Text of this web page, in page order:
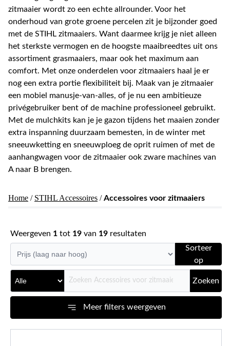
zitmaaier wordt zo een echte allrounder. Voor het
onderhoud van grote groene percelen zit je bijzonder goed
met de STIHL zitmaaiers. Want daarmee krijg je niet alleen
het sterkste vermogen en de hoogste maaibreedtes uit ons
assortiment grasmaaiers, maar ook het maximum aan
comfort. Met onze onderdelen voor zitmaaiers haal je er
nog een extra portie flexibiliteit bij. Maak van je zitmaaier
een mobiel manusje-van-alles, of je nu een ambitieuze
privégebruiker bent of de machine professioneel gebruikt.
Met de mulchkits kan je je gazon tijdens het maaien zonder
extra inspanning duurzaam bemesten, in de winter met
sneeuwketting en sneeuwploeg de oprit ruimen of met de
aanhangwagen voor de zitmaaier ook zware machines van
A naar B brengen.
Home / STIHL Accessoires /Accessoires voor zitmaaiers
Weergeven 1 tot 19 van 19 resultaten
Sorteer
op
Zoeken
Meer filters weergeven